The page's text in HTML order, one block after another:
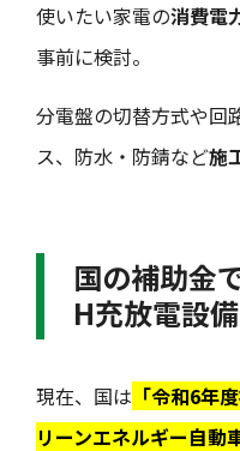
使いたい家電の消費電
事前に検討。
分電盤の切替方式や回
ス、防水・防錆など施
国の補助金
H充放電設備
現在、国は 「令和6年
リーンエネルギー自動